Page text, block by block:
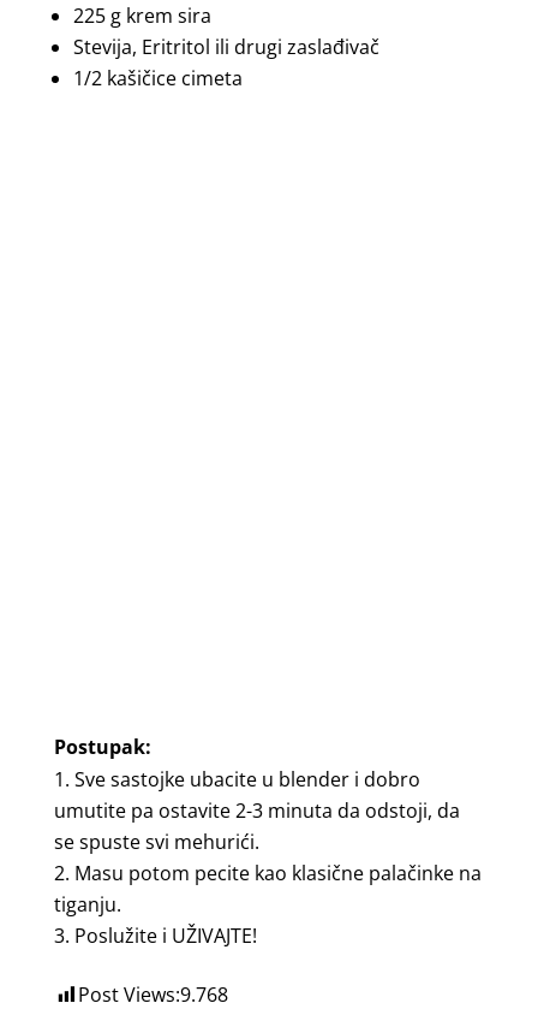
225 g krem sira
Stevija, Eritritol ili drugi zaslađivač
1/2 kašičice cimeta
Postupak:
Sve sastojke ubacite u blender i dobro
umutite pa ostavite 2-3 minuta da odstoji, da
se spuste svi mehurići.
Masu potom pecite kao klasične palačinke na
tiganju.
Poslužite i UŽIVAJTE!
Post Views:9.768